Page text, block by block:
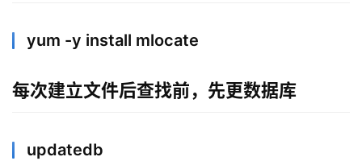
yum -y install mlocate
每次建立文件后查找前，先更数据库
updatedb